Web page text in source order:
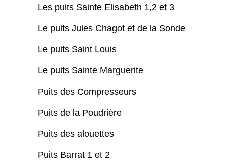
Les puits Sainte Elisabeth 1,2 et 3
Le puits Jules Chagot et de la Sonde
Le puits Saint Louis
Le puits Sainte Marguerite
Puits des Compresseurs
Puits de la Poudrière
Puits des alouettes
Puits Barrat 1 et 2